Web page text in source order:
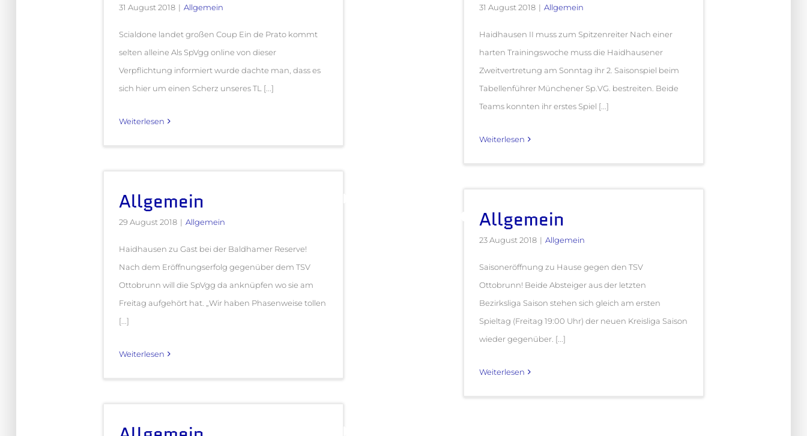
31 August 2018 | Allgemein
Scialdone landet großen Coup Ein de Prato kommt
selten alleine Als SpVgg online von dieser
Verpflichtung informiert wurde dachte man, dass es
sich hier um einen Scherz unseres TL [...]
Weiterlesen
31 August 2018 | Allgemein
Haidhausen II muss zum Spitzenreiter Nach einer
harten Trainingswoche muss die Haidhausener
Zweitvertretung am Sonntag ihr 2. Saisonspiel beim
Tabellenführer Münchener Sp.VG. bestreiten. Beide
Teams konnten ihr erstes Spiel [...]
Weiterlesen
Allgemein
29 August 2018 | Allgemein
Haidhausen zu Gast bei der Baldhamer Reserve!
Nach dem Eröffnungserfolg gegenüber dem TSV
Ottobrunn will die SpVgg da anknüpfen wo sie am
Freitag aufgehört hat. „Wir haben Phasenweise tollen
[...]
Weiterlesen
Allgemein
23 August 2018 | Allgemein
Saisoneröffnung zu Hause gegen den TSV
Ottobrunn! Beide Absteiger aus der letzten
Bezirksliga Saison stehen sich gleich am ersten
Spieltag (Freitag 19:00 Uhr) der neuen Kreisliga Saison
wieder gegenüber. [...]
Weiterlesen